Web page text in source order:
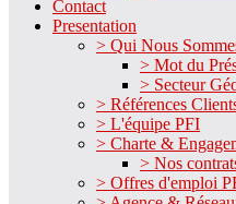
Contact
Presentation
> Qui Nous
> Mot du
> Secteur
> Références
> L'équipe PFI
> Charte &
> Nos
> Offres d'emploi